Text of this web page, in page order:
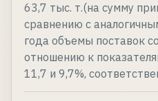
63,7 тыс. т.(на сумму
сравнению с
года объемы поставок
отношению к
11,7 и 9,7%,